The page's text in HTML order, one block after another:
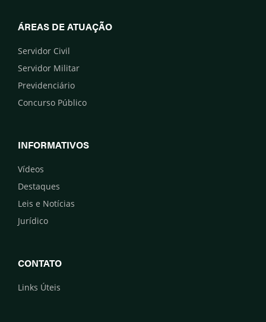
ÁREAS DE ATUAÇÃO
Servidor Civil
Servidor Militar
Previdenciário
Concurso Público
INFORMATIVOS
Vídeos
Destaques
Leis e Notícias
Jurídico
CONTATO
Links Úteis